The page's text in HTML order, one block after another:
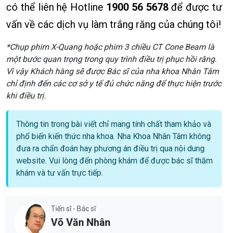
có thể liên hệ Hotline 1900 56 5678để được tư
vấn về các dịch vụ làm trắng răng của chúng tôi!
*Chụp phim X-Quang hoặc phim 3 chiều CT Cone Beam là
một bước quan trọng trong quy trình điều trị phục hồi răng.
Vì vậy Khách hàng sẽ được Bác sĩ của nha khoa Nhân Tâm
chỉ định đến các cơ sở y tế đủ chức năng để thực hiện trước
khi điều trị.
Thông tin trong bài viết chỉ mang tính chất tham khảo và
phổ biến kiến thức nha khoa. Nha Khoa Nhân Tâm không
đưa ra chẩn đoán hay phương án điều trị qua nội dung
website. Vui lòng đến phòng khám để được bác sĩ thăm
khám và tư vấn trực tiếp.
Tiến sĩ - Bác sĩ
Võ Văn Nhân